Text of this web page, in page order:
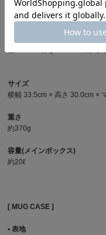
・前面側
小物の収納に最適な幅14cm ×
サイズ
横幅 33.5cm × 高さ 30.0cm ×
重さ
約370g
容量(メインボックス)
約20ℓ
[ MUG CASE ]
▪︎ 表地